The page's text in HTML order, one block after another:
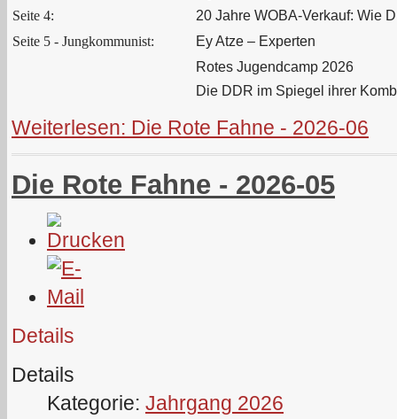
Seite 4:
20 Jahre WOBA-Verkauf: Wie
Seite 5 - Jungkommunist:
Ey Atze – Experten
Rotes Jugendcamp 2026
Die DDR im Spiegel ihrer
Weiterlesen: Die Rote Fahne - 2026-06
Die Rote Fahne - 2026-05
Details
Details
Kategorie: Jahrgang 2026